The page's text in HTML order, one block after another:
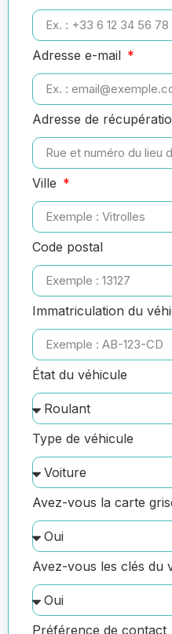
Adresse e-mail
Adresse de
Ville
Code postal
Immatriculation du
État du véhicule
Type de véhicule
Avez-vous la carte
Avez-vous les clés du
Préférence de contact